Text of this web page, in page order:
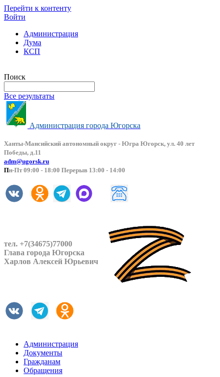
Перейти к контенту
Войти
Администрация
Дума
КСП
Поиск
Все результаты
Администрация города Югорска
Ханты-Мансийский автономный округ - Югра Югорск, ул. 40 лет
Победы, д.11
adm@ugorsk.ru
Пн-Пт 09:00 - 18:00 Перерыв 13:00 - 14:00
тел. +7(34675)77000
Глава города Югорска
Харлов Алексей Юрьевич
Администрация
Документы
Гражданам
Обращения